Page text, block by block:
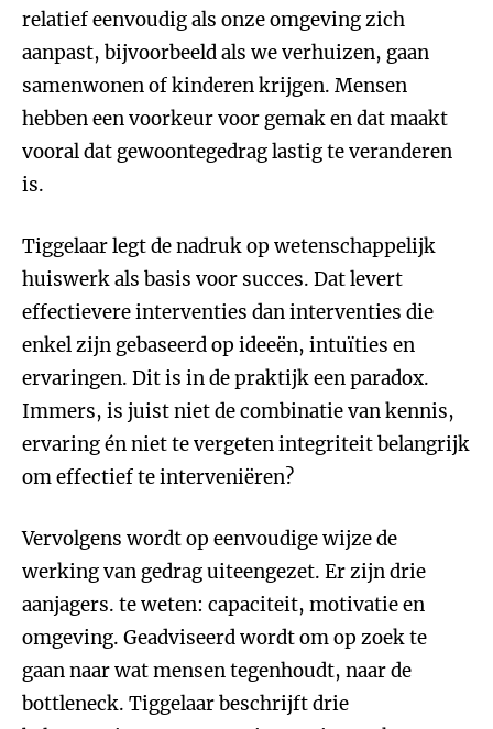
relatief eenvoudig als onze omgeving zich
aanpast, bijvoorbeeld als we verhuizen, gaan
samenwonen of kinderen krijgen. Mensen
hebben een voorkeur voor gemak en dat maakt
vooral dat gewoontegedrag lastig te veranderen
is.
Tiggelaar legt de nadruk op wetenschappelijk
huiswerk als basis voor succes. Dat levert
effectievere interventies dan interventies die
enkel zijn gebaseerd op ideeën, intuïties en
ervaringen. Dit is in de praktijk een paradox.
Immers, is juist niet de combinatie van kennis,
ervaring én niet te vergeten integriteit belangrijk
om effectief te interveniëren?
Vervolgens wordt op eenvoudige wijze de
werking van gedrag uiteengezet. Er zijn drie
aanjagers. te weten: capaciteit, motivatie en
omgeving. Geadviseerd wordt om op zoek te
gaan naar wat mensen tegenhoudt, naar de
bottleneck. Tiggelaar beschrijft drie